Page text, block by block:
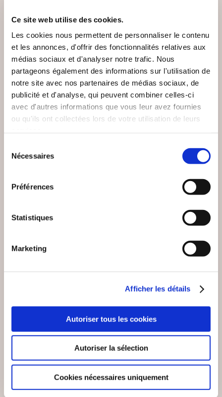
Ce site web utilise des cookies.
Les cookies nous permettent de personnaliser le contenu
et les annonces, d'offrir des fonctionnalités relatives aux
médias sociaux et d'analyser notre trafic. Nous
partageons également des informations sur l'utilisation de
notre site avec nos partenaires de médias sociaux, de
publicité et d'analyse, qui peuvent combiner celles-ci
avec d'autres informations que vous leur avez fournies
ou qu'ils ont collectées lors de votre utilisation de leurs
Nécessaires
Préférences
Statistiques
Marketing
Afficher les détails
Autoriser tous les cookies
Autoriser la sélection
Cookies nécessaires uniquement
SE RÉCONCILIER
Psychologie
(0 avis)
LA LOGIQUE DES